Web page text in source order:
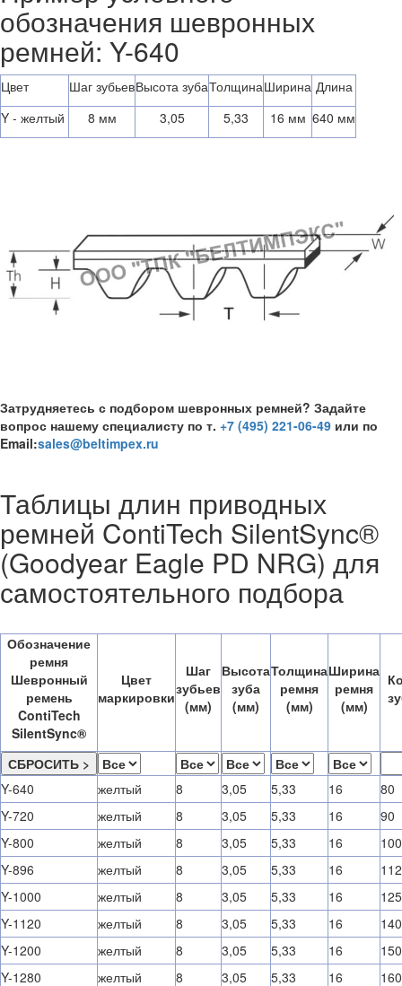
обозначения шевронных
ремней: Y-640
Цвет Шаг зубьевВысота зубаТолщинаШирина Длина
Y - желтый
8 мм 3,05 5,33 16 мм 640 мм
Затрудняетесь с подбором шевронных ремней? Задайте
вопрос нашему специалисту по т. +7 (495) 221-06-49 или по
Email:sales@beltimpex.ru
Таблицы длин приводных
ремней ContiTech SilentSync®
(Goodyear Eagle PD NRG) для
самостоятельного подбора
Обозначение
ремня
Шевронный
ремень
ContiTech
SilentSync®
Цвет
маркировки
Шаг
зубьев
(мм)
Высота
зуба
(мм)
Толщина
ремня
(мм)
Ширина
ремня
(мм)
Y-640 желтый 8 3,05 5,33 16
80
Y-720
желтый 8 3,05 5,33 16
90
Y-800
желтый 8 3,05 5,33 16
100
Y-896
желтый 8 3,05 5,33 16
112
Y-1000
желтый 8 3,05 5,33 16
125
Y-1120
желтый 8 3,05 5,33 16
140
Y-1200
желтый 8 3,05 5,33 16
150
Y-1280
желтый 8 3,05 5,33 16 160